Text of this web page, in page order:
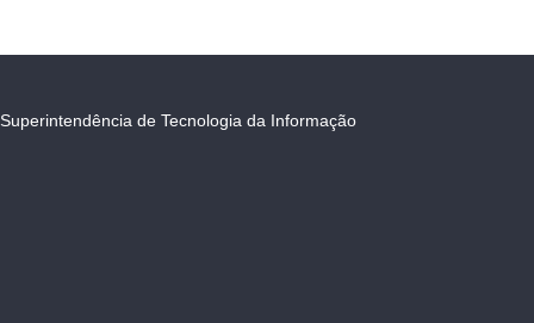
Superintendência de Tecnologia da Informação